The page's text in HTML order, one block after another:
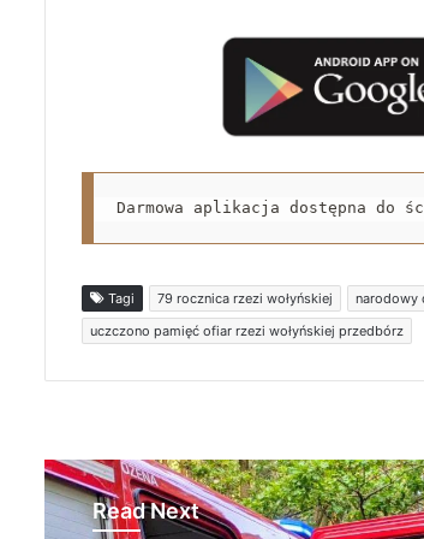
Darmowa aplikacja dostępna do
Tagi 79 rocznica rzezi wołyńskiej narodowy
uczczono pamięć ofiar rzezi wołyńskiej przedbórz
Read Next